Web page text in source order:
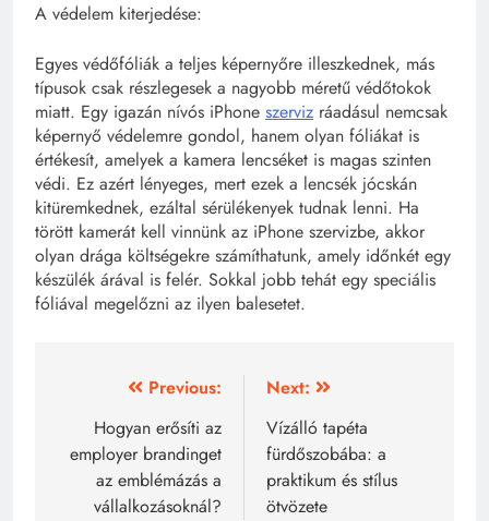
A védelem kiterjedése:
Egyes védőfóliák a teljes képernyőre illeszkednek, más
típusok csak részlegesek a nagyobb méretű védőtokok
miatt. Egy igazán nívós iPhone szerviz ráadásul nemcsak
képernyő védelemre gondol, hanem olyan fóliákat is
értékesít, amelyek a kamera lencséket is magas szinten
védi. Ez azért lényeges, mert ezek a lencsék jócskán
kitüremkednek, ezáltal sérülékenyek tudnak lenni. Ha
törött kamerát kell vinnünk az iPhone szervizbe, akkor
olyan drága költségekre számíthatunk, amely időnkét egy
készülék árával is felér. Sokkal jobb tehát egy speciális
fóliával megelőzni az ilyen balesetet.
Bejegyzés
navigáció
Previous:
Hogyan erősíti az
employer brandinget
az emblémázás a
vállalkozásoknál?
Next:
Vízálló tapéta
fürdőszobába: a
praktikum és stílus
ötvözete